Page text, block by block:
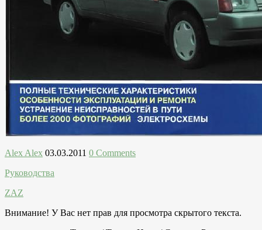
Alex Alex 03.03.2011 0 Comments
Руководства
ZAZ
Внимание! У Вас нет прав для просмотра скрытого текста.